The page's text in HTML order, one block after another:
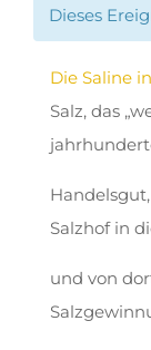
Dieses
Die Saline
Salz, das
Salzhof in
und von